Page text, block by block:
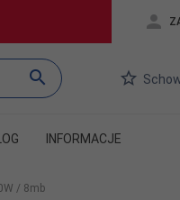
INFORMACJE
/ 8mb